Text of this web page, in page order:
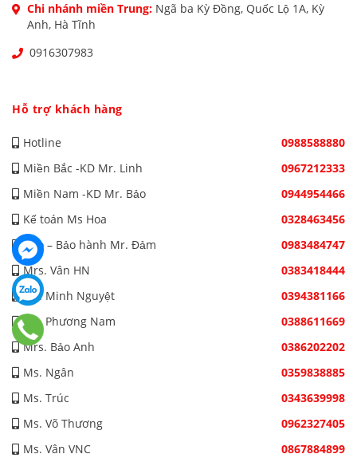
Chi nhánh miền Trung: Ngã ba Kỳ Đồng, Quốc Lộ 1A, Kỳ
Anh, Hà Tĩnh
0916307983
Hỗ trợ khách hàng
Hotline
0988588880
Miền Bắc -KD Mr. Linh
0967212333
Miền Nam -KD Mr. Bảo
0944954466
Kế toán Ms Hoa
0328463456
Kho – Bảo hành Mr. Đảm
0983484747
Mrs. Vân HN
0383418444
Ms. Minh Nguyệt
0394381166
Ms. Phương Nam
0388611669
Mrs. Bảo Anh
0386202202
Ms. Ngân
0359838885
Ms. Trúc
0343639998
Ms. Võ Thương
0962327405
Ms. Vân VNC
0867884899